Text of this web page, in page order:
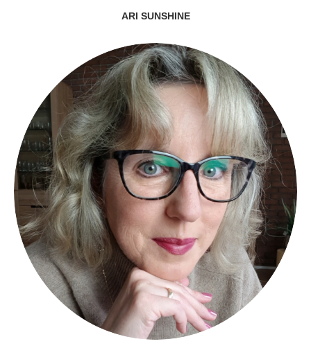
ARI SUNSHINE